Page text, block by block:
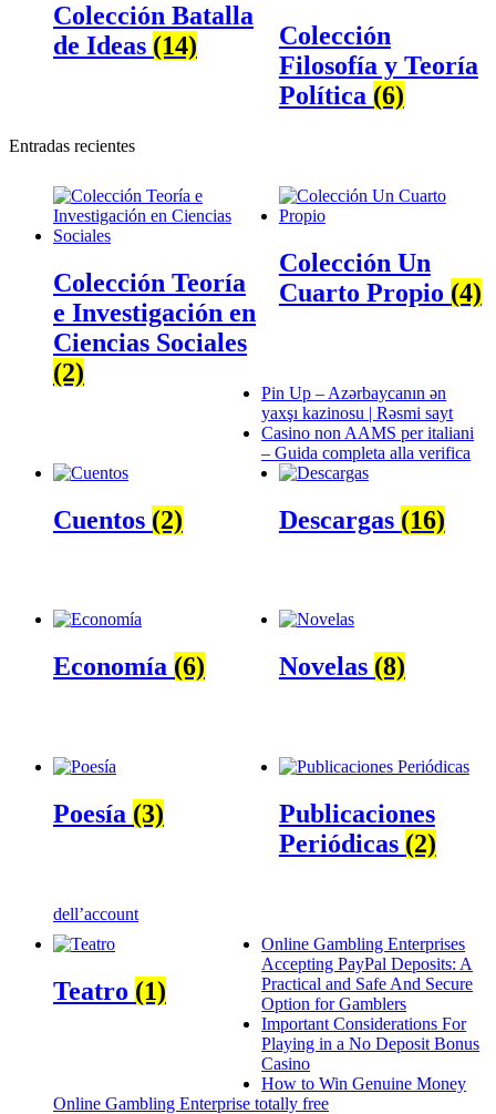
Colección Batalla
de Ideas (14)
Colección
Filosofía y Teoría
Política (6)
Colección Teoría
e Investigación en
Ciencias Sociales
(2)
Colección Un
Cuarto Propio (4)
Cuentos (2) Descargas (16)
Economía (6) Novelas (8)
Poesía (3)
Publicaciones
Periódicas (2)
Teatro (1)
Entradas recientes
Pin Up – Azərbaycanın ən
yaxşı kazinosu | Rəsmi sayt
Casino non AAMS per italiani
– Guida completa alla verifica
dell’account
Online Gambling Enterprises
Accepting PayPal Deposits: A
Practical and Safe And Secure
Option for Gamblers
Important Considerations For
Playing in a No Deposit Bonus
Casino
How to Win Genuine Money
Online Gambling Enterprise totally free